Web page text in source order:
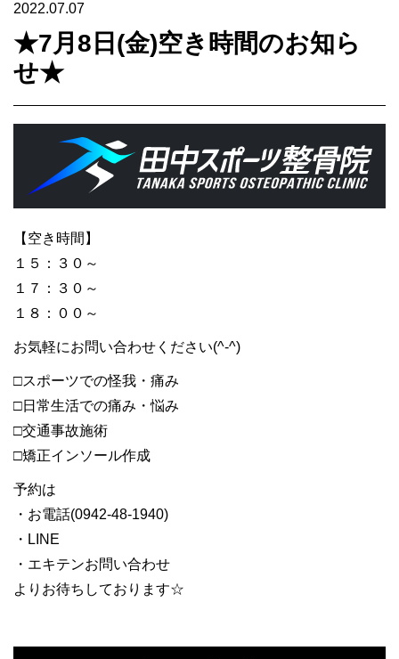
2022.07.07
★7月8日(金)空き時間のお知ら
せ★
【空き時間】
１５：３０～
１７：３０～
１８：００～
お気軽にお問い合わせください(^-^)
□スポーツでの怪我・痛み
□日常生活での痛み・悩み
□交通事故施術
□矯正インソール作成
予約は
・お電話(0942-48-1940)
・LINE
・エキテンお問い合わせ
よりお待ちしております☆